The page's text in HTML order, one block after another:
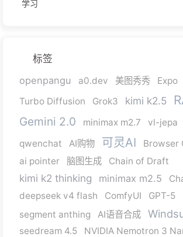
学习
标签
openpangu
a0.dev 美图秀秀
Expo
Turbo Diffusion
Grok3 kimi k2.5
Gemini 2.0 minimax m2.7 vl-jepa
qwenchat AI购物 可灵AI
Browser
ai pointer
脑图生成 Chain of Draft
kimi k2 thinking minimax m2.5
deepseek v4 flash
ComfyUI GPT-5
segment anthing AI语音合成
seedream 4.5
NVIDIA Nemotron 3